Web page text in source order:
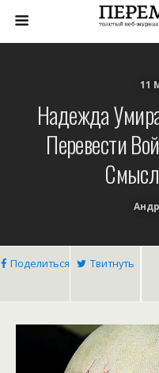
11
Надежда
Перевести
Поделиться Твитнуть